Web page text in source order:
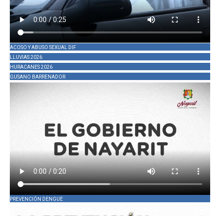
ACOSO Y ABUSO SEXUAL DIF
LLUVIAS 2026
HURACANES 2026
GUSANO BARRENADOR
PREVENCIÓN DENGUE